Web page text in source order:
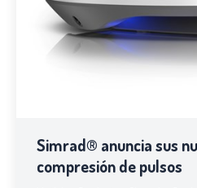
Simrad® anuncia sus
compresión de pulsos